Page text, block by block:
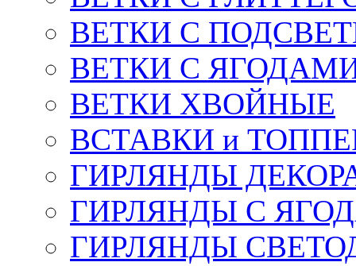
ВЕТКИ С
ВЕТКИ С
ВЕТКИ ХВОЙНЫЕ
ВСТАВКИ и
ГИРЛЯНДЫ
ГИРЛЯНДЫ С
ГИРЛЯНДЫ